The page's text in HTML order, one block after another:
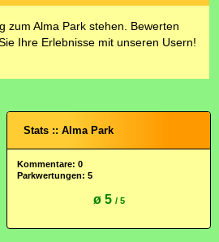
zum Alma Park stehen. Bewerten
Ihre Erlebnisse mit unseren Usern!
Stats :: Alma Park
Kommentare: 0
Parkwertungen: 5
ø 5 / 5